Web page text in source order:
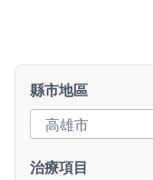
縣市地區
治療項目